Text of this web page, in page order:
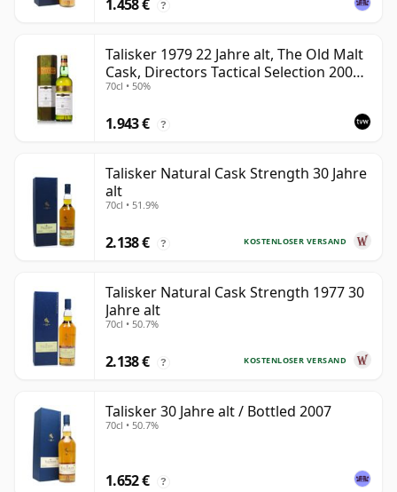
1.458 € ?
Talisker 1979 22 Jahre alt, The Old Malt
Cask, Directors Tactical Selection 2001
Bottling
70cl • 50%
1.943 € ?
Talisker Natural Cask Strength 30 Jahre
alt
70cl • 51.9%
KOSTENLOSER VERSAND
2.138 € ?
Talisker Natural Cask Strength 1977 30
Jahre alt
70cl • 50.7%
KOSTENLOSER VERSAND
2.138 € ?
Talisker 30 Jahre alt / Bottled 2007
70cl • 50.7%
1.652 € ?